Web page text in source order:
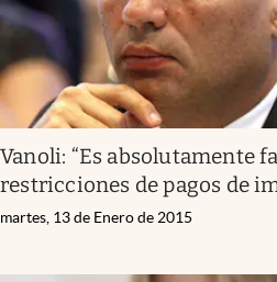
Vanoli: “Es absolutamente
restricciones de pagos de
martes, 13 de Enero de 2015